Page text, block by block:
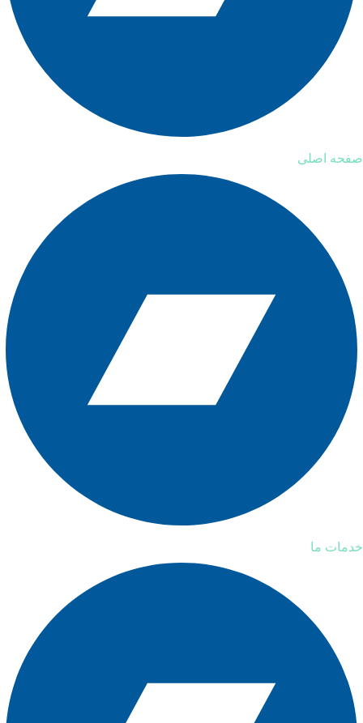
صفحه اصلی
خدمات ما